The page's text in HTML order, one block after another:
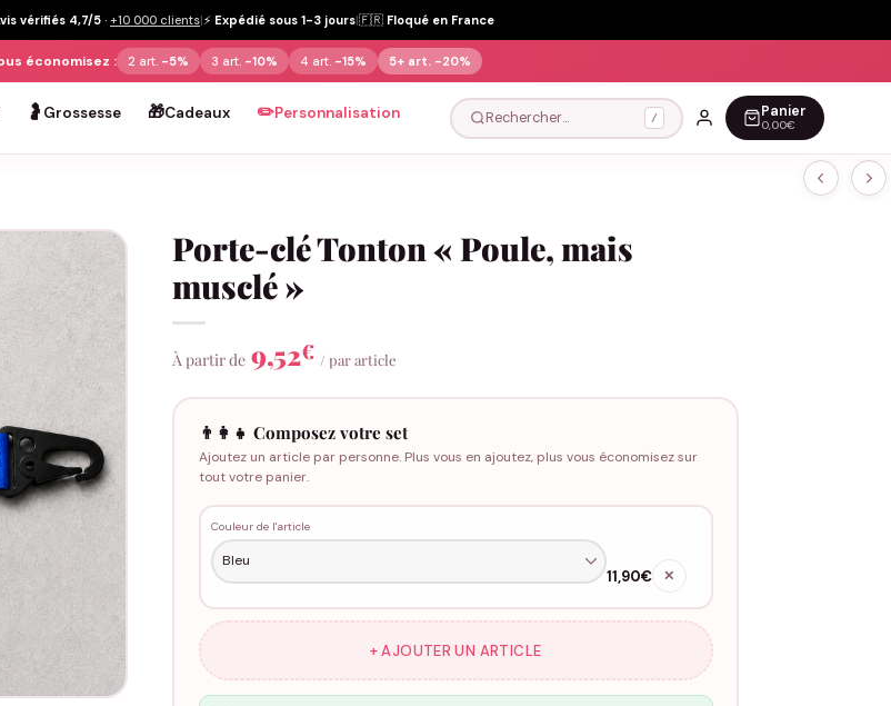
vérifiés 4,7/5 · +10 000 clients|⚡ Expédié sous 1-3 jours|🇫🇷 Floqué en France
économisez : 2 art. -5% 3 art. -10% 4 art. -15% 5+ art. -20%
🤰 Grossesse 🎁Cadeaux ✏️Personnalisation Rechercher… / Panier
0,00€
Porte-clé Tonton « Poule, mais
musclé »
À partir de 9,52€ / par article
👨‍👩‍👧 Composez votre set
Ajoutez un article par personne. Plus vous en ajoutez, plus vous économisez sur
tout votre panier.
Couleur de l'article
11,90€ ✕
+ AJOUTER UN ARTICLE